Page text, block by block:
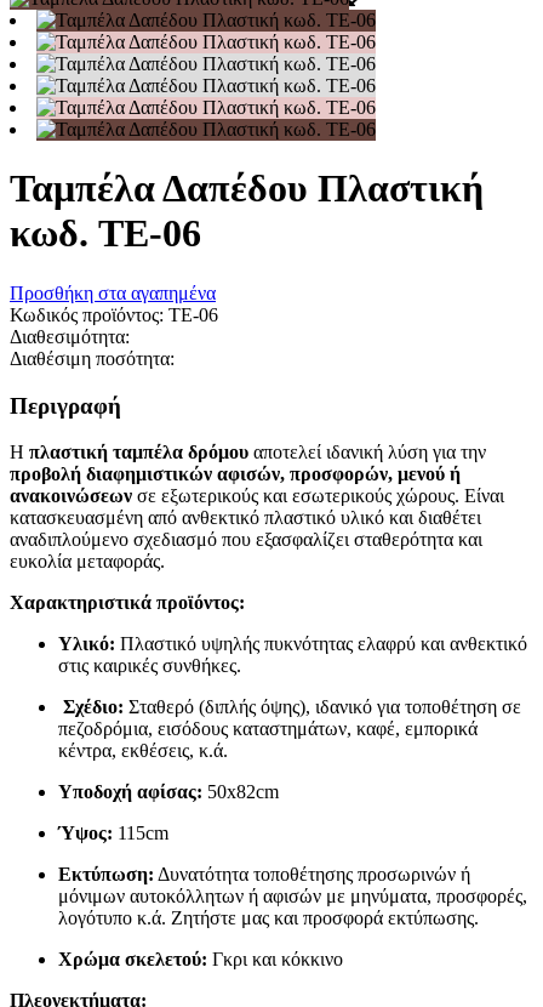
Ταμπέλα Δαπέδου Πλαστική
κωδ. TE-06
Προσθήκη στα αγαπημένα
Κωδικός προϊόντος: TE-06
Διαθεσιμότητα:
Διαθέσιμη ποσότητα:
Περιγραφή
Η πλαστική ταμπέλα δρόμου αποτελεί ιδανική λύση για την
προβολή διαφημιστικών αφισών, προσφορών, μενού ή
ανακοινώσεων σε εξωτερικούς και εσωτερικούς χώρους. Είναι
κατασκευασμένη από ανθεκτικό πλαστικό υλικό και διαθέτει
αναδιπλούμενο σχεδιασμό που εξασφαλίζει σταθερότητα και
ευκολία μεταφοράς.
Χαρακτηριστικά προϊόντος:
Υλικό: Πλαστικό υψηλής πυκνότητας ελαφρύ και ανθεκτικό
στις καιρικές συνθήκες.
Σχέδιο: Σταθερό (διπλής όψης), ιδανικό για τοποθέτηση σε
πεζοδρόμια, εισόδους καταστημάτων, καφέ, εμπορικά
κέντρα, εκθέσεις, κ.ά.
Υποδοχή αφίσας: 50x82cm
Ύψος: 115cm
Εκτύπωση: Δυνατότητα τοποθέτησης προσωρινών ή
μόνιμων αυτοκόλλητων ή αφισών με μηνύματα, προσφορές,
λογότυπο κ.ά. Ζητήστε μας και προσφορά εκτύπωσης.
Χρώμα σκελετού: Γκρι και κόκκινο
Πλεονεκτήματα: